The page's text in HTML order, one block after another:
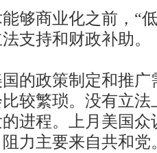
商业化之前，“低
支持和财政补助。
政策制定和推广
较繁琐。没有立法
进程。上月美国众
力主要来自共和党